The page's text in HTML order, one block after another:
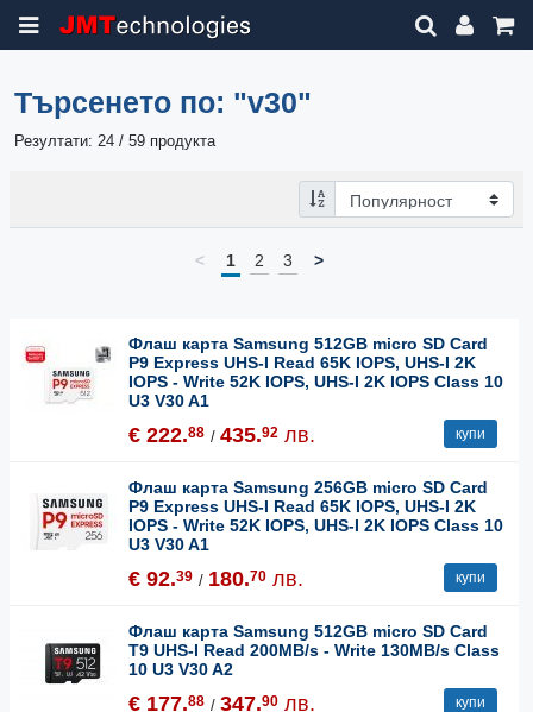
Търсенето по: "v30"
Резултати: 24 / 59 продукта
< 1 2 3 >
Флаш карта Samsung 512GB micro SD Card
P9 Express UHS-I Read 65K IOPS, UHS-I 2K
IOPS - Write 52K IOPS, UHS-I 2K IOPS Class 10
U3 V30 A1
€ 222.88 / 435.92 лв. купи
Флаш карта Samsung 256GB micro SD Card
P9 Express UHS-I Read 65K IOPS, UHS-I 2K
IOPS - Write 52K IOPS, UHS-I 2K IOPS Class 10
U3 V30 A1
€ 92.39 / 180.70 лв. купи
Флаш карта Samsung 512GB micro SD Card
T9 UHS-I Read 200MB/s - Write 130MB/s Class
10 U3 V30 A2
€ 177.88 / 347.90 лв. купи